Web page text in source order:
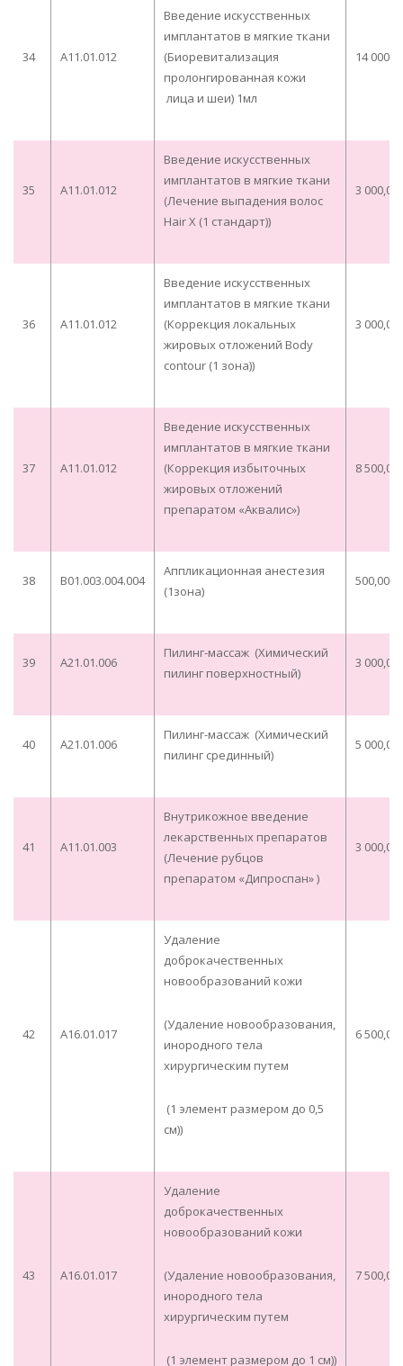
34 А11.01.012
Введение искусственных
имплантатов в мягкие ткани
(Биоревитализация
пролонгированная кожи
лица и шеи) 1мл
14
35 A11.01.012
Введение искусственных
имплантатов в мягкие ткани
(Лечение выпадения волос
Hair X (1 стандарт))
3 000,00
36 A11.01.012
Введение искусственных
имплантатов в мягкие ткани
(Коррекция локальных
жировых отложений Body
contour (1 зона))
3 000,00
37 А11.01.012
Введение искусственных
имплантатов в мягкие ткани
(Коррекция избыточных
жировых отложений
препаратом «Аквалис»)
8 500,00
38 B01.003.004.004
Аппликационная анестезия
(1зона)
500,00
39 А21.01.006
Пилинг-массаж (Химический
пилинг поверхностный)
3 000,00
40 А21.01.006
Пилинг-массаж (Химический
пилинг срединный)
5 000,00
41 A11.01.003
Внутрикожное введение
лекарственных препаратов
(Лечение рубцов
препаратом «Дипроспан» )
3 000,00
42 A16.01.017
Удаление
доброкачественных
новообразований кожи
(Удаление новообразования,
инородного тела
хирургическим путем
(1 элемент размером до 0,5
см))
6 500,00
43 A16.01.017
Удаление
доброкачественных
новообразований кожи
(Удаление новообразования,
инородного тела
хирургическим путем
(1 элемент размером до 1 см))
7 500,00